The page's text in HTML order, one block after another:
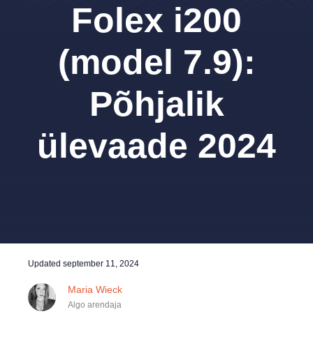
Folex i200
(model 7.9):
Põhjalik
ülevaade 2024
Updated september 11, 2024
Maria Wieck
Algo arendaja